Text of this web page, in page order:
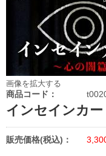
画像を拡大する
商品コード：
インセインカー
販売価格(税込)：